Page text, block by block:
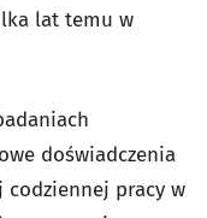
lat temu w
doświadczenia
codziennej pracy w